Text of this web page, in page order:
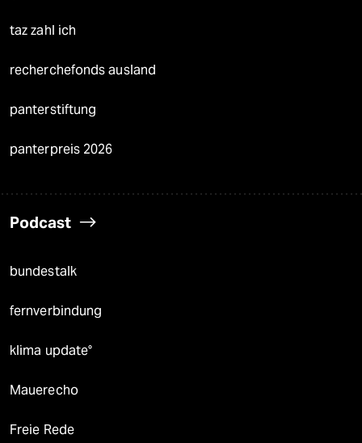
taz zahl ich
recherchefonds ausland
panterstiftung
panterpreis 2026
Podcast
bundestalk
fernverbindung
klima update°
Mauerecho
Freie Rede